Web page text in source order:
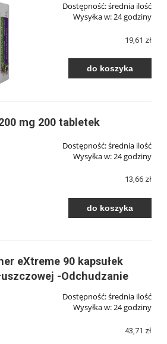
Dostępność:średnia ilość
Wysyłka w:24 godziny
19,61 zł
do koszyka
mg 200 tabletek
Dostępność:średnia ilość
Wysyłka w:24 godziny
13,66 zł
do koszyka
eXtreme 90 kapsułek
-Odchudzanie
Dostępność:średnia ilość
Wysyłka w:24 godziny
43,71 zł